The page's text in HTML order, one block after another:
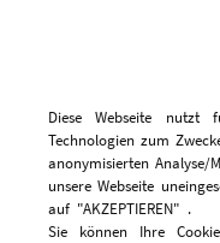
Diese Webseite nutzt
Technologien zum
anonymisierten Analyse/
unsere Webseite
auf "AKZEPTIEREN" .
Sie können Ihre